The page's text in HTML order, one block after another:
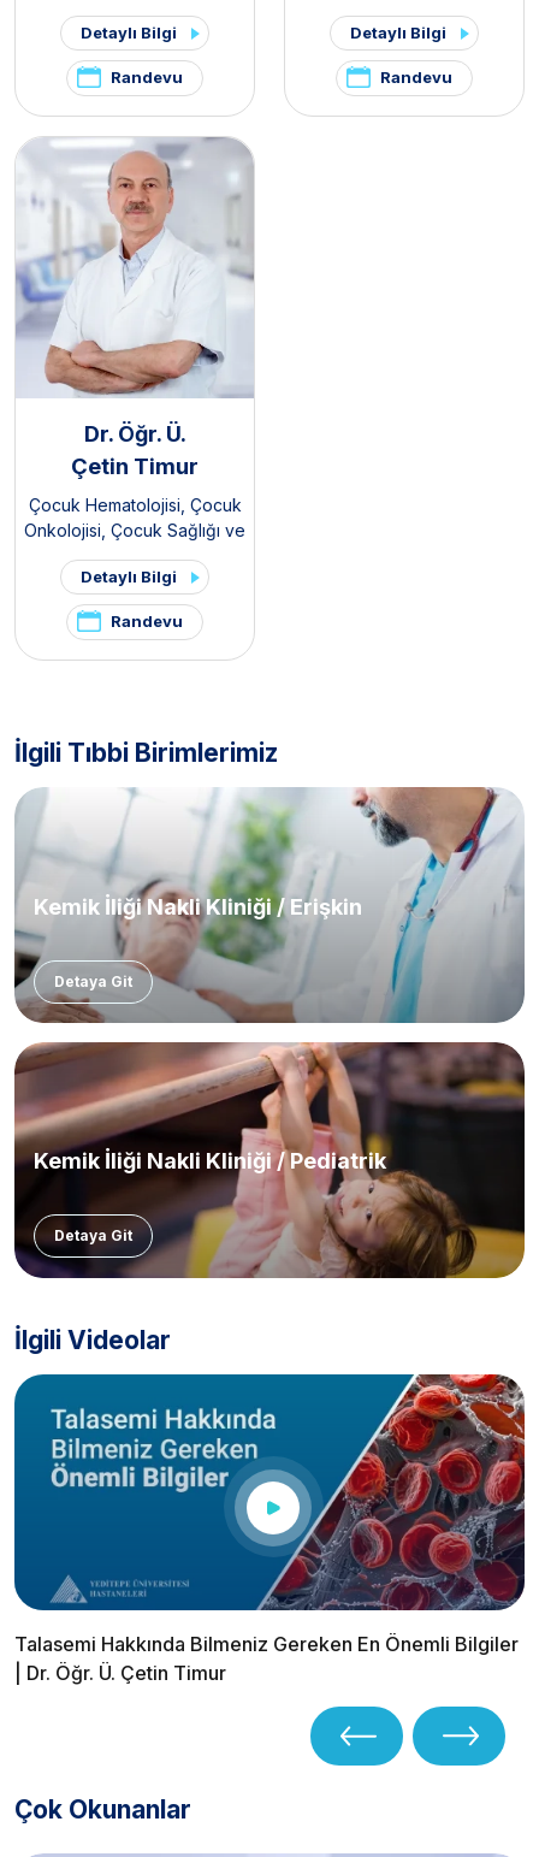
Erişkin
Detaylı Bilgi
Randevu
Erişkin
Detaylı Bilgi
Randevu
Dr. Öğr. Ü.
Çetin Timur
Çocuk Hematolojisi Çocuk
Onkolojisi Çocuk Sağlığı ve
Hastalıkları,Kemik İliği Nakli
Kliniği / Pediatrik
Detaylı Bilgi
Randevu
İlgili Tıbbi Birimlerimiz
Kemik İliği Nakli Kliniği / Erişkin
Detaya Git
Kemik İliği Nakli Kliniği / Pediatrik
Detaya Git
İlgili Videolar
Talasemi Hakkında Bilmeniz Gereken En Önemli Bilgiler
| Dr. Öğr. Ü. Çetin Timur
Çok Okunanlar